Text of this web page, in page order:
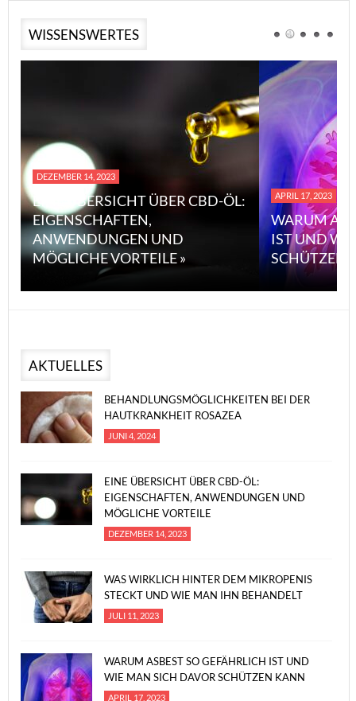
WISSENSWERTES
DEZEMBER 14, 2023
EINE ÜBERSICHT ÜBER CBD-ÖL:
EIGENSCHAFTEN,
ANWENDUNGEN UND
MÖGLICHE VORTEILE »
APRIL 17, 2023
WARUM
IST UND
SCHÜTZEN
AKTUELLES
BEHANDLUNGSMÖGLICHKEITEN BEI DER
HAUTKRANKHEIT ROSAZEA
JUNI 4, 2024
EINE ÜBERSICHT ÜBER CBD-ÖL:
EIGENSCHAFTEN, ANWENDUNGEN UND
MÖGLICHE VORTEILE
DEZEMBER 14, 2023
WAS WIRKLICH HINTER DEM MIKROPENIS
STECKT UND WIE MAN IHN BEHANDELT
JULI 11, 2023
WARUM ASBEST SO GEFÄHRLICH IST UND
WIE MAN SICH DAVOR SCHÜTZEN KANN
APRIL 17, 2023